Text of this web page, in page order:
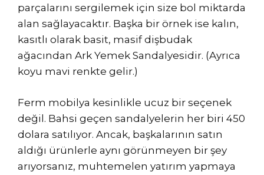
parçalarını sergilemek için size bol miktarda
alan sağlayacaktır. Başka bir örnek ise kalın,
kasıtlı olarak basit, masif dişbudak
ağacından Ark Yemek Sandalyesidir. (Ayrıca
koyu mavi renkte gelir.)
Ferm mobilya kesinlikle ucuz bir seçenek
değil. Bahsi geçen sandalyelerin her biri 450
dolara satılıyor. Ancak, başkalarının satın
aldığı ürünlerle aynı görünmeyen bir şey
arıyorsanız, muhtemelen yatırım yapmaya